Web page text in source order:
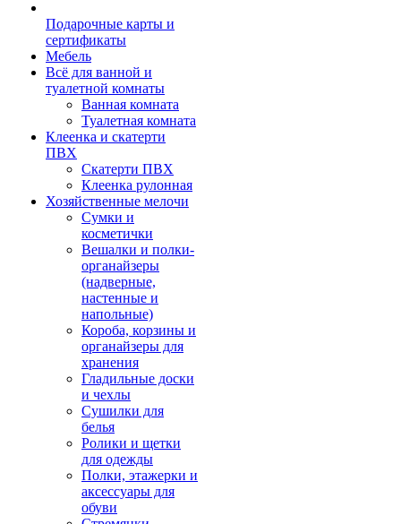
Подарочные карты и
сертификаты
Мебель
Всё для ванной и
туалетной комнаты
Ванная комната
Туалетная комната
Клеенка и скатерти
ПВХ
Скатерти ПВХ
Клеенка рулонная
Хозяйственные мелочи
Сумки и
косметички
Вешалки и полки-
органайзеры
(надверные,
настенные и
напольные)
Короба, корзины и
органайзеры для
хранения
Гладильные доски
и чехлы
Сушилки для
белья
Ролики и щетки
для одежды
Полки, этажерки и
аксессуары для
обуви